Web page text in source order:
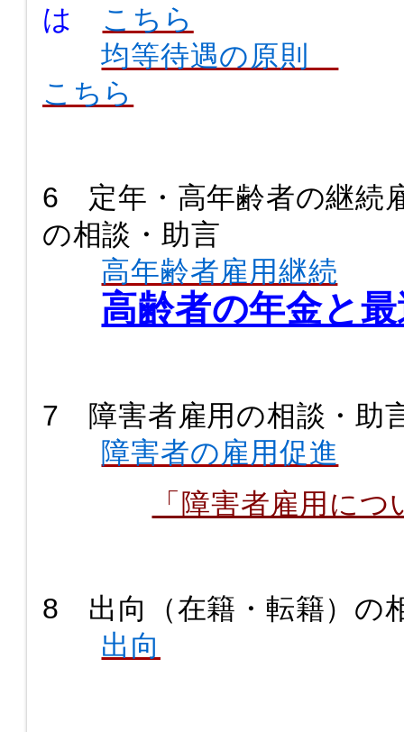
は
こちら
均等待遇の原則
こちら
6 定年・高年齢者の継続
の相談・助言
高年齢者雇用継続
高齢者の年金と
7 障害者雇用の相談・助
障害者の雇用促進
「障害者雇用に
8 出向（在籍・転籍）の
出向